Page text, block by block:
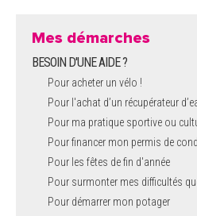
Mes démarches
BESOIN D'UNE AIDE ?
Pour acheter un vélo !
Pour l'achat d’un récupérateur
Pour ma pratique sportive ou
Pour financer mon permis de
Pour les fêtes de fin d'année
Pour surmonter mes difficultés
Pour démarrer mon potager
DEMANDE DE PRÊT DE MATERIEL
FICHE D'ORGANISATION
PLAN D'ACTION MUNICIPAL
ARRÊTÉS MUNICIPAUX